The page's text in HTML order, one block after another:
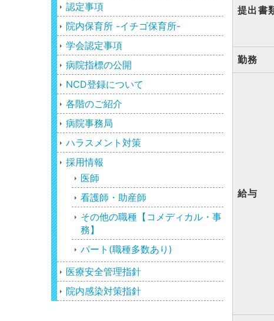
提出書
勤務
給与
認定事項
院内保育所 -イチゴ保育所-
学会認定事項
病院指標の公開
NCD登録について
各階のご紹介
病院事務局
ハラスメント対策
採用情報
医師
看護師・助産師
その他の職種【コメディカル・事
務】
パート(職種多数あり)
医療安全管理指針
院内感染対策指針